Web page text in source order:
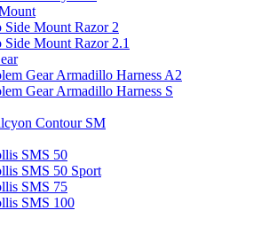
Side Mount Razor 2
Side Mount Razor 2.1
Gear Armadillo Harness A2
Gear Armadillo Harness S
Contour SM
SMS 50
SMS 50 Sport
SMS 75
SMS 100